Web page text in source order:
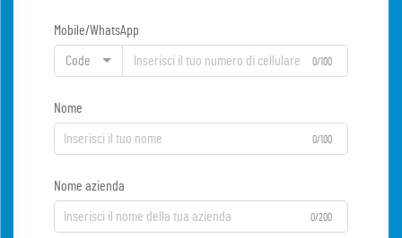
Mobile/WhatsApp
Code 0/100
Nome
0/100
Nome azienda
0/200